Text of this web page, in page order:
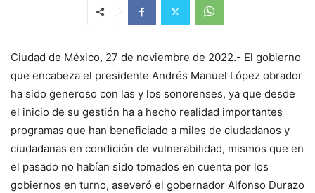
Ciudad de México, 27 de noviembre de 2022.- El gobierno
que encabeza el presidente Andrés Manuel López obrador
ha sido generoso con las y los sonorenses, ya que desde
el inicio de su gestión ha a hecho realidad importantes
programas que han beneficiado a miles de ciudadanos y
ciudadanas en condición de vulnerabilidad, mismos que en
el pasado no habían sido tomados en cuenta por los
gobiernos en turno, aseveró el gobernador Alfonso Durazo